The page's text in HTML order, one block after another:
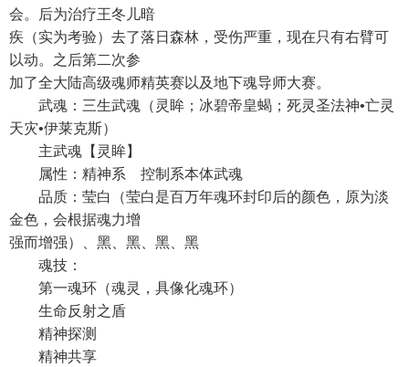
会。后为治疗王冬儿暗
疾（实为考验）去了落日森林，受伤严重，现在只有右臂可
以动。之后第二次参
加了全大陆高级魂师精英赛以及地下魂导师大赛。
武魂：三生武魂（灵眸；冰碧帝皇蝎；死灵圣法神•亡灵
天灾•伊莱克斯）
主武魂【灵眸】
属性：精神系 控制系本体武魂
品质：莹白（莹白是百万年魂环封印后的颜色，原为淡
金色，会根据魂力增
强而增强）、黑、黑、黑、黑
魂技：
第一魂环（魂灵，具像化魂环）
生命反射之盾
精神探测
精神共享